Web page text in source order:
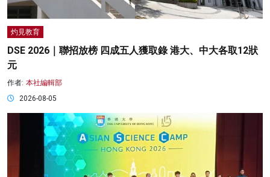
灼見教育
DSE 2026｜聯招放榜 四成五人獲取錄 港大、中大各取12狀
元
作者: 本社編輯部
2026-08-05